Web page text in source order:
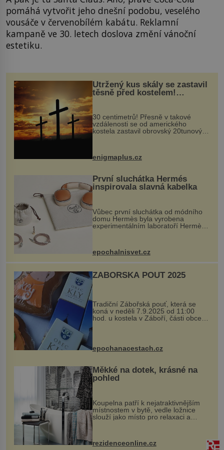
pomáhá vytvořit jeho dnešní podobu, veselého
vousáče v červenobílém kabátu. Reklamní
kampaně ve 30. letech doslova změní vánoční
estetiku.
Utržený kus skály se zastavil
těsně před kostelem!
Ochránila ho boží síla?
30 centimetrů! Přesně v takové
vzdálenosti se od amerického
kostela zastavil obrovský 20tunový
...
enigmaplus.cz
První sluchátka Hermés
inspirovala slavná kabelka
Vůbec první sluchátka od módního
domu Hermès byla vyrobena
experimentálním laboratoří Hermès
kovový...
epochalnisvet.cz
ZÁBOŘSKÁ POUŤ 2025
Tradiční Zábořská pouť, která se
koná v neděli 7.9.2025 od 11:00
hod. u kostela v Záboří, části obce
Kly u Mělníka. V programu naleznete
komentovanou prohlídku kostela,
epochanacestach.cz
Měkké na dotek, krásné na
pohled
Koupelna patří k nejatraktivnějším
místnostem v bytě, vedle ložnice
slouží jako místo pro relaxaci a
odpočinek. Koupelnový textil –
ručníky, osušky a koberečky –
mohou jako mávnutím kouzelného
proutku...
rezidenceonline.cz